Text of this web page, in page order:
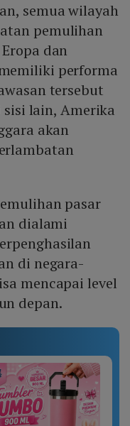
semua wilayah
pemulihan
dan
performa
tersebut
lain, Amerika
akan
pasar
dialami
di negara-
mencapai level
depan.